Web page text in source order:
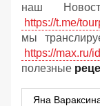
наш
https://t.me/
мы
https://max.ru/
полезные
Яна